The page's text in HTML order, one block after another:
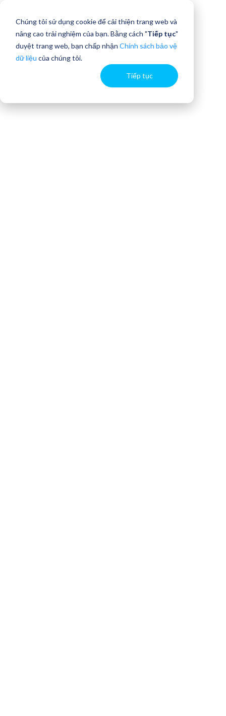
Chúng tôi sử dụng cookie để cải thiện trang web và
nâng cao trải nghiệm của bạn. Bằng cách "Tiếp tục"
duyệt trang web, bạn chấp nhận Chính sách bảo vệ
dữ liệu của chúng tôi.
Tiếp tục